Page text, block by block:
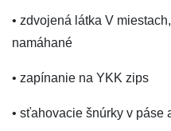
• zdvojená látka V
namáhané
• zapínanie na YKK zips
• sťahovacie šnúrky v páse